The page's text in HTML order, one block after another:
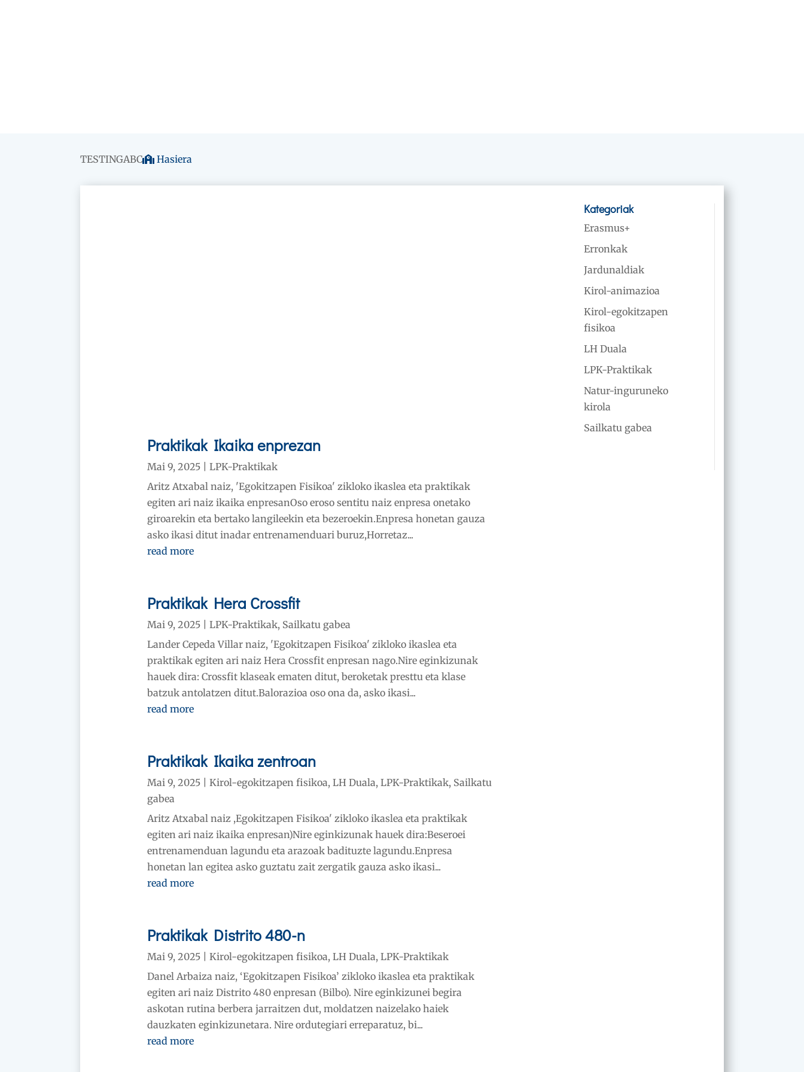
TESTINGABC Hasiera
Praktikak Ikaika enprezan
Mai 9, 2025| LPK-Praktikak
Aritz Atxabal naiz, 'Egokitzapen Fisikoa' zikloko ikaslea eta praktikak
egiten ari naiz ikaika enpresanOso eroso sentitu naiz enpresa onetako
giroarekin eta bertako langileekin eta bezeroekin.Enpresa honetan gauza
asko ikasi ditut inadar entrenamenduari buruz,Horretaz...
read more
Praktikak Hera Crossfit
Mai 9, 2025| LPK-Praktikak, Sailkatu gabea
Lander Cepeda Villar naiz, 'Egokitzapen Fisikoa' zikloko ikaslea eta
praktikak egiten ari naiz Hera Crossfit enpresan nago.Nire eginkizunak
hauek dira: Crossfit klaseak ematen ditut, beroketak presttu eta klase
batzuk antolatzen ditut.Balorazioa oso ona da, asko ikasi...
read more
Praktikak Ikaika zentroan
Mai 9, 2025| Kirol-egokitzapen fisikoa, LH Duala, LPK-Praktikak, Sailkatu
gabea
Aritz Atxabal naiz ,Egokitzapen Fisikoa' zikloko ikaslea eta praktikak
egiten ari naiz ikaika enpresan)Nire eginkizunak hauek dira:Beseroei
entrenamenduan lagundu eta arazoak badituzte lagundu.Enpresa
honetan lan egitea asko guztatu zait zergatik gauza asko ikasi...
read more
Praktikak Distrito 480-n
Mai 9, 2025| Kirol-egokitzapen fisikoa, LH Duala, LPK-Praktikak
Danel Arbaiza naiz, ‘Egokitzapen Fisikoa’ zikloko ikaslea eta praktikak
egiten ari naiz Distrito 480 enpresan (Bilbo). Nire eginkizunei begira
askotan rutina berbera jarraitzen dut, moldatzen naizelako haiek
dauzkaten eginkizunetara. Nire ordutegiari erreparatuz, bi...
read more
Kategoriak
Erasmus+
Erronkak
Jardunaldiak
Kirol-animazioa
Kirol-egokitzapen
fisikoa
LH Duala
LPK-Praktikak
Natur-inguruneko
kirola
Sailkatu gabea